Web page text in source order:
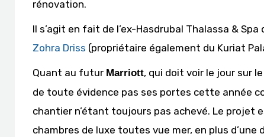
rénovation.
Il s’agit en fait de l’ex-Hasdrubal Thalassa &
Zohra Driss (propriétaire également du Kuriat
Quant au futur Marriott, qui doit voir le jour sur
de toute évidence pas ses portes cette année
chantier n’étant toujours pas achevé. Le projet
chambres de luxe toutes vue mer, en plus